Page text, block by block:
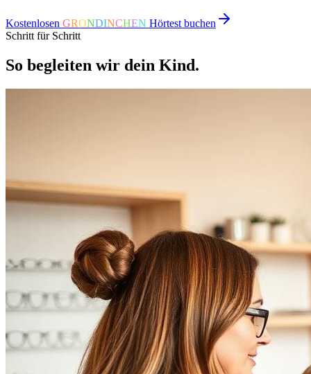
Kostenlosen GRONDINCHEN Hörtest buchen
Schritt für Schritt
So begleiten wir dein Kind.